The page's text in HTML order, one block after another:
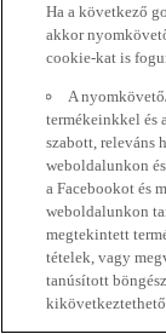
Ha a következő
akkor
cookie-kat is
A
termékeinkkel és
szabott, releváns
weboldalunkon
a Facebookot és
weboldalunkon
megtekintett
tételek, vagy
tanúsított